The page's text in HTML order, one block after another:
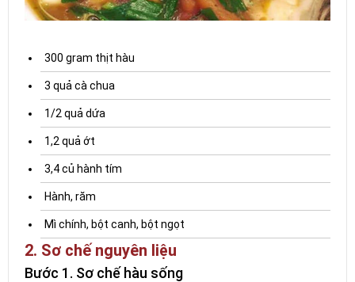
300 gram thịt hàu
3 quả cà chua
1/2 quả dứa
1,2 quả ớt
3,4 củ hành tím
Hành, răm
Mì chính, bột canh, bột ngọt
2. Sơ chế nguyên liệu
Bước 1. Sơ chế hàu sống